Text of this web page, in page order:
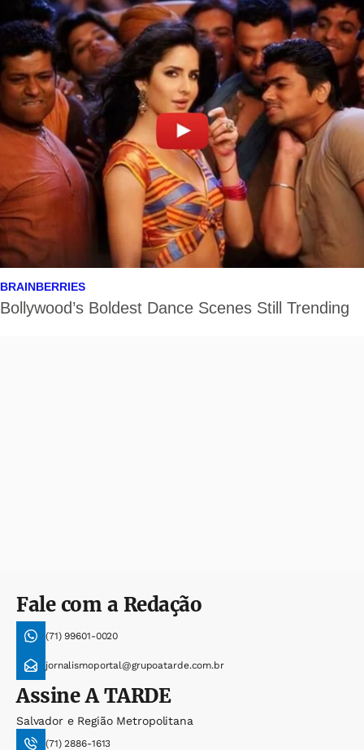
Fale com a Redação
(71) 99601-0020
jornalismoportal@grupoatarde.com.br
AssineA TARDE
Salvador e Região Metropolitana
(71) 2886-1613